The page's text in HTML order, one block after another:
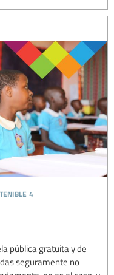
4
pública gratuita y de
seguramente no